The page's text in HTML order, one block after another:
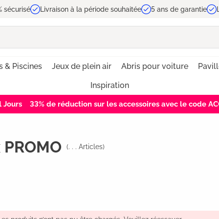
sécurisé Livraison à la période souhaitée 5 ans de garantie
& Piscines Jeux de plein air Abris pour voiture
Inspiration
Jours 33% de réduction sur les accessoires avec le code
(. . . Articles)